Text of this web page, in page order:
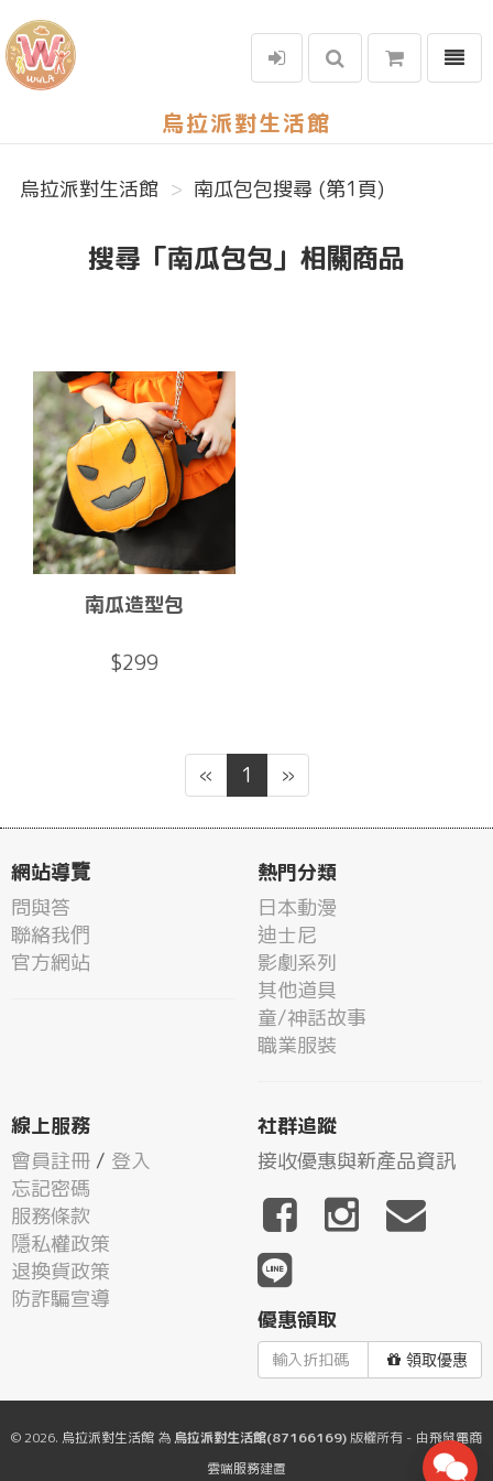
烏拉派對生活館
選單
烏拉派對生活館 南瓜包包搜尋 (第1頁)
搜尋「南瓜包包」相關商品
南瓜造型包
$299
« 1 »
網站導覽
問與答
聯絡我們
官方網站
熱門分類
日本動漫
迪士尼
影劇系列
其他道具
童/神話故事
職業服裝
線上服務
會員註冊 / 登入
忘記密碼
服務條款
隱私權政策
退換貨政策
防詐騙宣導
社群追蹤
接收優惠與新產品資訊
優惠領取
領取優惠
© 2026. 烏拉派對生活館 為 烏拉派對生活館(87166169)版權所有 - 由飛鼠電商
雲端服務建置